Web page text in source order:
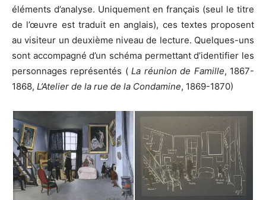
éléments d’analyse. Uniquement en français (seul le titre
de l’œuvre est traduit en anglais), ces textes proposent
au visiteur un deuxième niveau de lecture. Quelques-uns
sont accompagné d’un schéma permettant d’identifier les
personnages représentés (La réunion de Famille, 1867-
1868, L’Atelier de la rue de la Condamine, 1869-1870)